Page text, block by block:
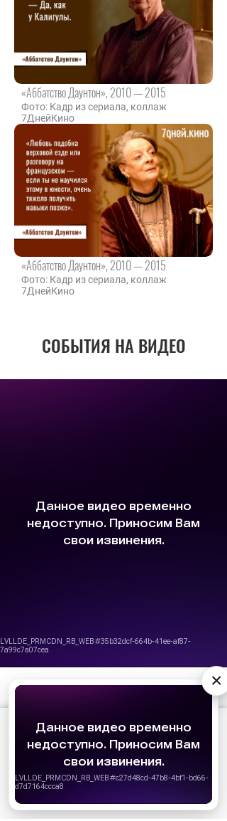
АО «Издательство СЕМЬ ДНЕЙ»использует
для персонализации сервисов и
удобства пользователей. Вы можете
запретить сохранение cookie в настройках
своего браузера.
«Аббатство Даунтон», 2010 — 2015
Фото: Кадр из сериала, коллаж
7ДнейКино
«Аббатство Даунтон», 2010 — 2015
Фото: Кадр из сериала, коллаж
7ДнейКино
СОБЫТИЯ НА ВИДЕО
×